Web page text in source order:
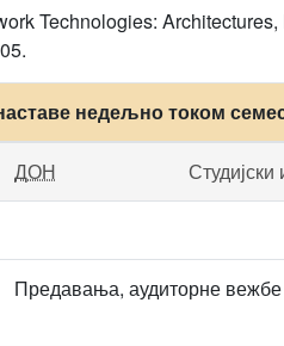
Technologies:
недељно током
ДОН
Предавања, аудиторне